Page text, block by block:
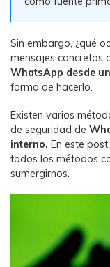
Apps
Sin embargo, ¿qué
mensajes concretos
WhatsApp desde
forma de hacerlo.
Existen varios
de seguridad de
interno. En este
todos los métodos
sumergirnos.